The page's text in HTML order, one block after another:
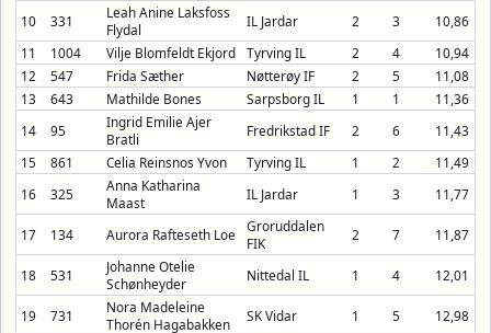
10
331
Leah Anine Laksfoss
Flydal
IL Jardar 2 3
10,86
11
1004 Vilje Blomfeldt Ekjord Tyrving IL 2 4
10,94
12
547 Frida Sæther Nøtterøy IF 2 5
11,08
13
643 Mathilde Bones Sarpsborg IL 1 1
11,36
14
95
Ingrid Emilie Ajer
Bratli
Fredrikstad IF 2 6
11,43
15
861 Celia Reinsnos Yvon Tyrving IL 1 2
11,49
16
325
Anna Katharina
Maast
IL Jardar 1 3 11,77
17 134 Aurora Rafteseth Loe
Groruddalen
FIK
2 7 11,87
18 531
Johanne Otelie
Schønheyder
Nittedal IL 1 4 12,01
19 731
Nora Madeleine
Thorén Hagabakken
SK Vidar 1 5
12,98